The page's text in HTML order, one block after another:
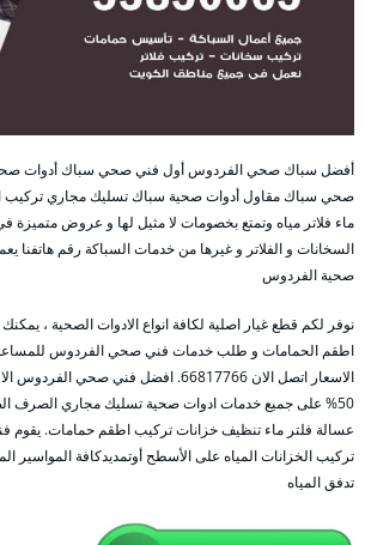
أفضل سباك صحي الفردوس أول فني صحي سباك أدوات
صحي سباك مقاول أدوات صحية سباك تسليك مجاري تركيب
ماء فلاتر مياه وتمتع بخصومات لا مثيل لها و عروض
صحية الفردوس
نوفر لكم قطع غيار اصلية لكافة انواع الادوات الصحية ،
اطقم الحمامات و طلب خدمات فني صحي الفردوس
الاسعار اتصل الان 66817766. افضل فني
50% على جميع خدمات ادوات صحية تسليك مجاري الصرف
عسالة فلتر ماء تنظيف خزانات تركيب اطقم حمامات. يقوم
تركيب الخزانات المياه على الأسطح أوتمديدكافة المواسير
تدفق المياه